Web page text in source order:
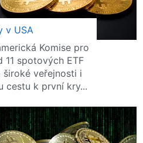
v USA
Komise pro
11 spotových ETF
veřejnosti i
cestu k první kry...